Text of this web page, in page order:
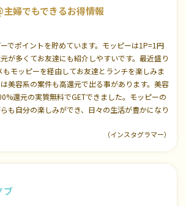
主婦でもできるお得情報
でポイントを貯めています。モッピーは1P=1円
が多くてお友達にも紹介しやすいです。最近盛り
もモッピーを経由してお友達とランチを楽しみま
美容系の案件も高還元で出る事があります。美容
還元の実質無料でGETできました。モッピーの
も自分の楽しみができ、日々の生活が豊かになり
（インスタグラマー）
ブ